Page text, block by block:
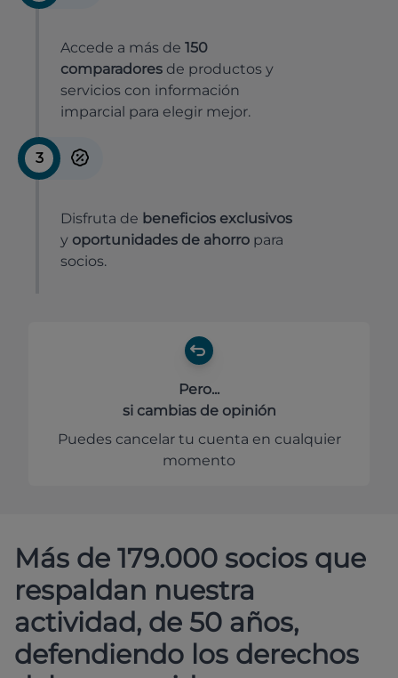
Accede a más de 150
comparadores de productos y
servicios con información
imparcial para elegir mejor.
3
Disfruta de beneficios exclusivos
y oportunidades de ahorro para
socios.
Pero...
si cambias de opinión
Puedes cancelar tu cuenta en cualquier
momento
Más de 179.000 socios que
respaldan nuestra
actividad, de 50 años,
defendiendo los derechos